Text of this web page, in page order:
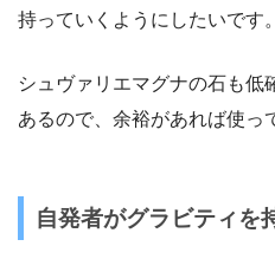
持っていくようにしたいです。
シュヴァリエマグナの石も低
あるので、余裕があれば使っ
自発者がグラビティを